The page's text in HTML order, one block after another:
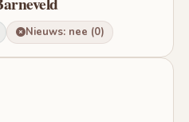
Nieuws: nee (0)